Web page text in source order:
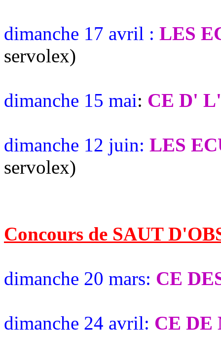
dimanche 17 avril : LES
servolex)
dimanche 15 mai: CE D'
dimanche 12 juin: LES
servolex)
Concours de SAUT
dimanche 20 mars: CE
dimanche 24 avril: CE DE